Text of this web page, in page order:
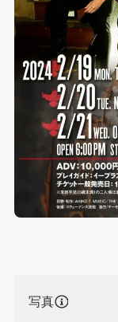
写真